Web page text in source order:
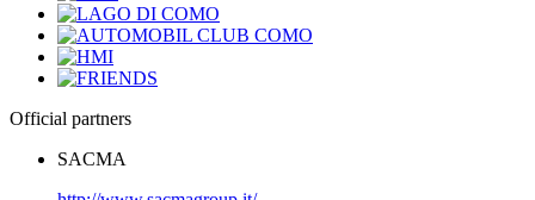
Official partners
SACMA